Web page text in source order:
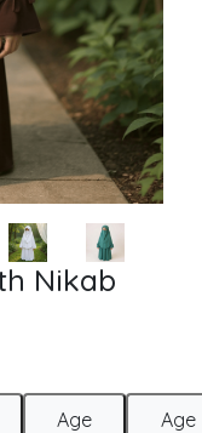
Nikab
Age
Age